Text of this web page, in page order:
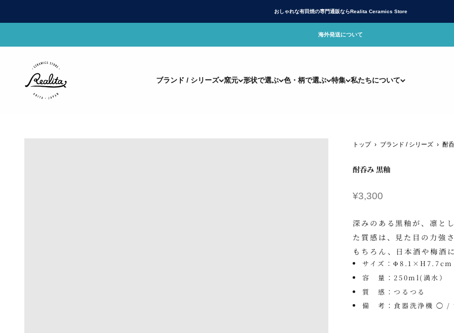
おしゃれな有田焼の専門通販ならRealita Ceramics Store
海外発送について
ブランド / シリーズ 窯元 形状で選ぶ 色・柄で選ぶ 特集 私たちについて
有田焼(ありたやき)の専門通販 Realita Ceramics Store (リアリタ)公式サイト
トップ › ブランド / シリーズ › 酎
酎呑み 黒釉
セール価格
¥3,300
深みのある黒釉が、凛と
た質感は、見た目の力強
もちろん、日本酒や梅酒
サイズ：Φ8.1×H7.7cm
容 量：250ml(満水）
質 感：つるつる
備 考：食器洗浄機 ◯ /